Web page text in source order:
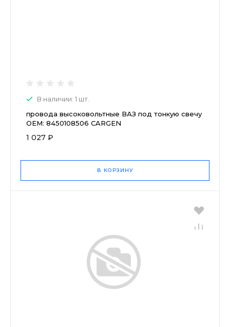
В наличии: 1 шт.
провода высоковольтные ВАЗ под тонкую свечу
OEM: 8450108506 CARGEN
1 027 ₽
В КОРЗИНУ